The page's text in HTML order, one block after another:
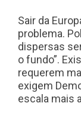
Sair da
problema.
dispersas
o fundo”.
requerem
exigem
escala mais